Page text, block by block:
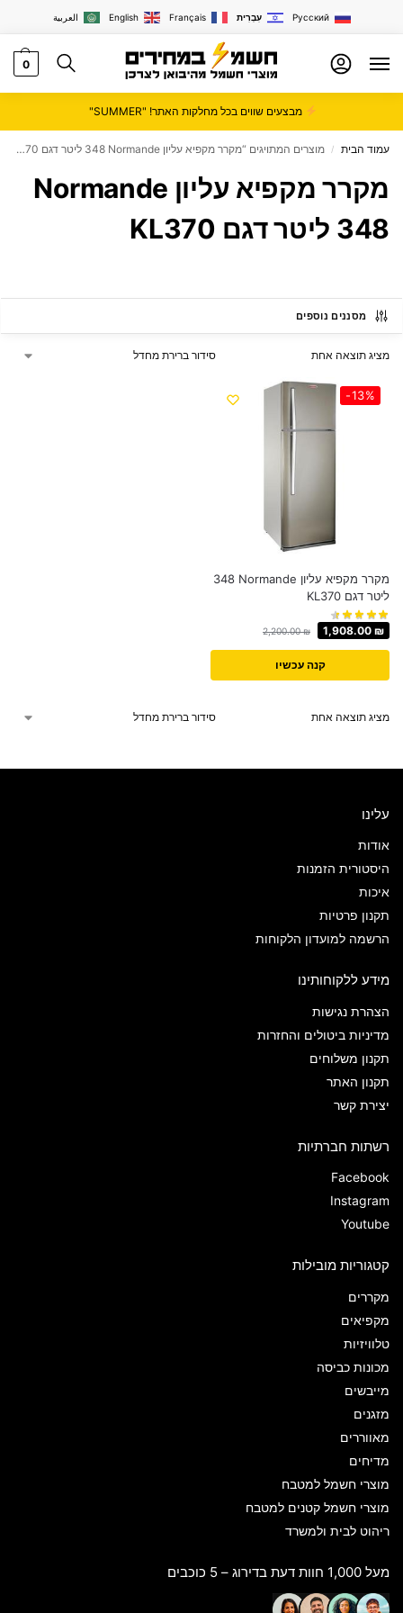
العربية English Français עִבְרִית Русский
0
מבצעים שווים בכל מחלקות האתר! "SUMMER"
עמוד הבית / מוצרים המתויגים “מקרר מקפיא עליון Normande ‏348 ‏ליטר דגם KL370”
מקרר מקפיא עליון Normande
מסננים נוספים
מציג תוצאה אחת
-13%
מקרר מקפיא עליון Normande ‏348
‏ליטר דגם KL370
2,200.00₪ 1,908.00 ₪
קנה עכשיו
מציג תוצאה אחת
עלינו
אודות
היסטורית הזמנות
איכות
תקנון פרטיות
הרשמה למועדון הלקוחות
מידע ללקוחותינו
הצהרת נגישות
מדיניות ביטולים והחזרות
תקנון משלוחים
תקנון האתר
יצירת קשר
רשתות חברתיות
Facebook
Instagram
Youtube
קטגוריות מובילות
מקררים
מקפיאים
טלוויזיות
מכונות כביסה
מייבשים
מזגנים
מאווררים
מדיחים
מוצרי חשמל למטבח
מוצרי חשמל קטנים למטבח
ריהוט לבית ולמשרד
מעל 1,000 חוות דעת בדירוג – 5 כוכבים